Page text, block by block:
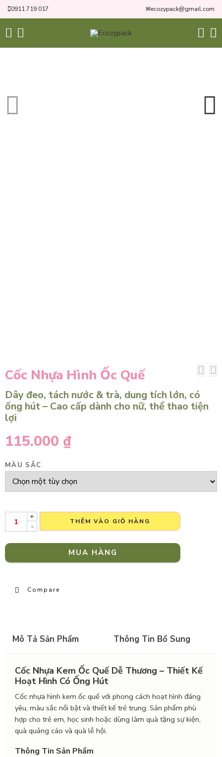
0911 719 017 ✉ecozypack@gmail.com
Cốc Nhựa Hình Ốc Quế
Dây đeo, tách nước & trà, dung tích lớn, có
ống hút – Cao cấp dành cho nữ, thể thao tiện
lợi
115.000 ₫
MÀU SẮC
+
-
THÊM VÀO GIỎ HÀNG
MUA HÀNG
Compare
Mô Tả Sản Phẩm Thông Tin Bổ Sung
Cốc Nhựa Kem Ốc Quế Dễ Thương – Thiết Kế
Hoạt Hình Có Ống Hút
Cốc nhựa hình kem ốc quế với phong cách hoạt hình đáng
yêu, màu sắc nổi bật và thiết kế trẻ trung. Sản phẩm phù
hợp cho trẻ em, học sinh hoặc dùng làm quà tặng sự kiện,
quà quảng cáo và quà lễ hội.
Thông Tin Sản Phẩm